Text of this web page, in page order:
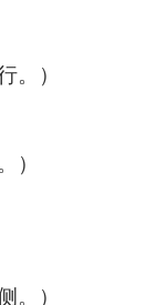
。）
）
。）